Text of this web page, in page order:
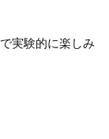
実験的に楽しみ